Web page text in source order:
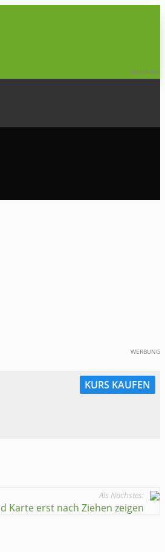
WERBUNG
WERBUNG
KURS KAUFEN
Als Nächstes:
Karte erst nach Ziehen zeigen